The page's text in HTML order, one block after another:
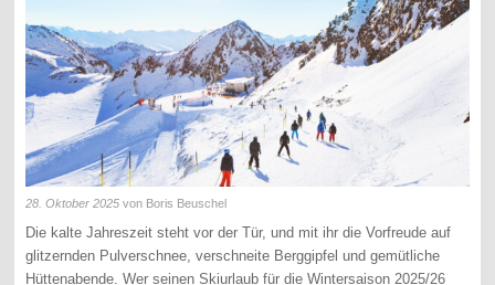
28. Oktober 2025 von Boris Beuschel
Die kalte Jahreszeit steht vor der Tür, und mit ihr die Vorfreude auf
glitzernden Pulverschnee, verschneite Berggipfel und gemütliche
Hüttenabende. Wer seinen Skiurlaub für die Wintersaison 2025/26